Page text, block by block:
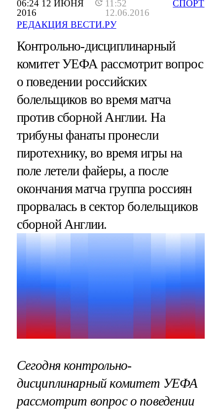
06:24 12 ИЮНЯ
2016
11:52
12.06.2016
РЕДАКЦИЯ ВЕСТИ.РУ
СПОРТ
Контрольно-дисциплинарный
комитет УЕФА рассмотрит вопрос
о поведении российских
болельщиков во время матча
против сборной Англии. На
трибуны фанаты пронесли
пиротехнику, во время игры на
поле летели файеры, а после
окончания матча группа россиян
прорвалась в сектор болельщиков
сборной Англии.
Сегодня контрольно-
дисциплинарный комитет УЕФА
рассмотрит вопрос о поведении